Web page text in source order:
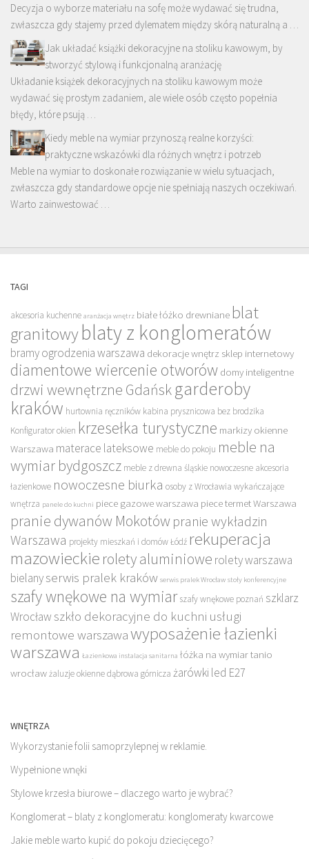
Decyzja o wyborze materiału na sofę może wydawać się trudna,
zwłaszcza gdy stajemy przed dylematem między skórą naturalną a …
Jak układać książki dekoracyjne na stoliku kawowym, by
stworzyć stylową i funkcjonalną aranżację
Układanie książek dekoracyjnych na stoliku kawowym może
wydawać się prostym zadaniem, ale wiele osób często popełnia
błędy, które psują …
Kiedy meble na wymiar przynoszą realne korzyści:
praktyczne wskazówki dla różnych wnętrz i potrzeb
Meble na wymiar to doskonałe rozwiązanie w wielu sytuacjach,
zwłaszcza gdy standardowe opcje nie spełniają naszych oczekiwań.
Warto zainwestować …
TAGI
akcesoria kuchenne aranżacja wnętrz białe łóżko drewniane blat
granitowyblaty z konglomeratów
bramy ogrodzenia warszawa dekoracje wnętrz sklep internetowy
diamentowe wiercenie otworów domy inteligentne
drzwi wewnętrzne Gdańsk garderoby
kraków hurtownia ręczników kabina prysznicowa bez brodzika
Konfigurator okien krzesełka turystyczne markizy okienne
Warszawa materace lateksowe meble do pokoju meble na
wymiar bydgoszcz meble z drewna śląskie nowoczesne akcesoria
łazienkowe nowoczesne biurka osoby z Wrocławia wykańczające
wnętrza panele do kuchni piece gazowe warszawa piece termet Warszawa
pranie dywanów Mokotów pranie wykładzin
Warszawa projekty mieszkań i domów Łódź rekuperacja
mazowieckie rolety aluminiowe rolety warszawa
bielanyserwis pralek kraków serwis pralek Wrocław stoły konferencyjne
szafy wnękowe na wymiar szafy wnękowe poznań szklarz
Wrocław szkło dekoracyjne do kuchni usługi
remontowe warszawawyposażenie łazienki
warszawa Łazienkowa instalacja sanitarna łóżka na wymiar tanio
wrocławżaluzje okienne dąbrowa górnicza żarówki led E27
WNĘTRZA
Wykorzystanie folii samoprzylepnej w reklamie.
Wypełnione wnęki
Stylowe krzesła biurowe – dlaczego warto je wybrać?
Konglomerat – blaty z konglomeratu: konglomeraty kwarcowe
Jakie meble warto kupić do pokoju dziecięcego?